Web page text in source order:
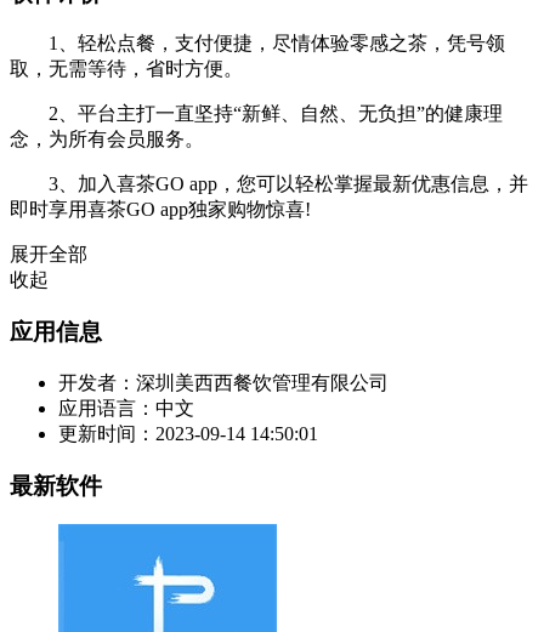
1、轻松点餐，支付便捷，尽情体验零感之茶，凭号领
取，无需等待，省时方便。
2、平台主打一直坚持“新鲜、自然、无负担”的健康理
念，为所有会员服务。
3、加入喜茶GO app，您可以轻松掌握最新优惠信息，并
即时享用喜茶GO app独家购物惊喜!
展开全部
收起
应用信息
开发者： 深圳美西西餐饮管理有限公司
应用语言： 中文
更新时间： 2023-09-14 14:50:01
最新软件